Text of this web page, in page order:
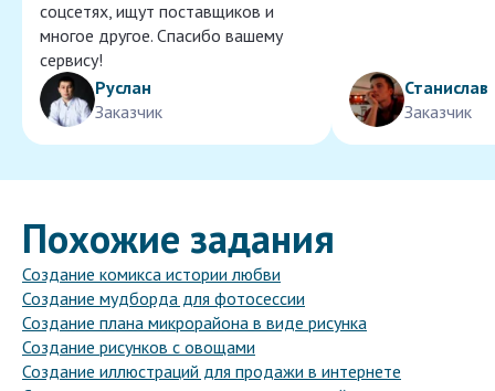
соцсетях, ищут поставщиков и
многое другое. Спасибо вашему
сервису!
Руслан
Заказчик
Станислав
Заказчик
Похожие задания
Создание комикса истории любви
Создание мудборда для фотосессии
Создание плана микрорайона в виде рисунка
Создание рисунков с овощами
Создание иллюстраций для продажи в интернете